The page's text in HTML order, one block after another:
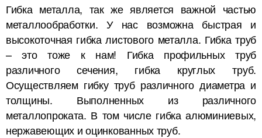
Гибка металла, так же является важной частью
металлообработки. У нас возможна быстрая и
высокоточная гибка листового металла. Гибка труб
– это тоже к нам! Гибка профильных труб
различного сечения, гибка круглых труб.
Осуществляем гибку труб различного диаметра и
толщины. Выполненных из различного
металлопроката. В том числе гибка алюминиевых,
нержавеющих и оцинкованных труб.